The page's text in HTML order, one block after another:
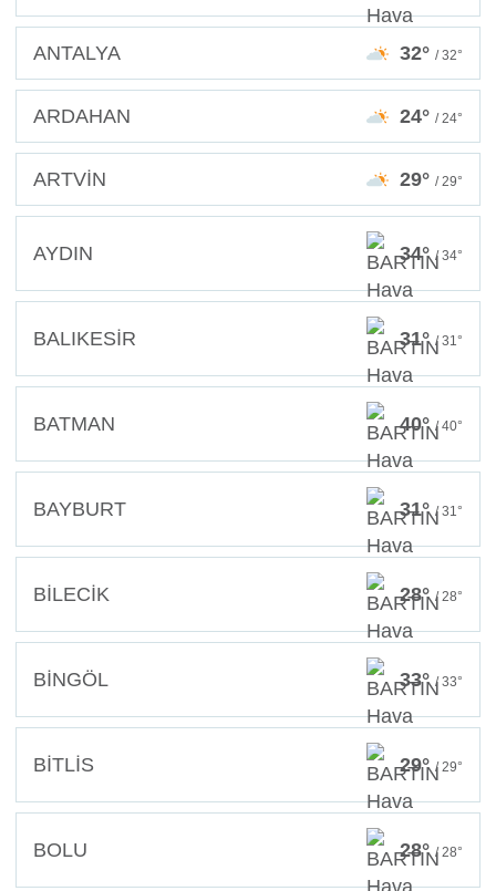
ANTALYA 32° / 32°
ARDAHAN 24° / 24°
ARTVİN 29° / 29°
AYDIN 34° / 34°
BALIKESİR 31° / 31°
BATMAN 40° / 40°
BAYBURT 31° / 31°
BİLECİK 28° / 28°
BİNGÖL 33° / 33°
BİTLİS 29° / 29°
BOLU 28° / 28°